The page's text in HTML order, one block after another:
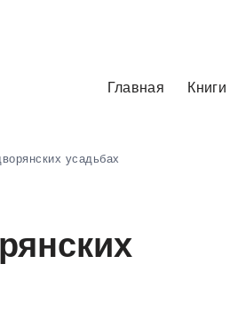
Главная Книги
усадьбах